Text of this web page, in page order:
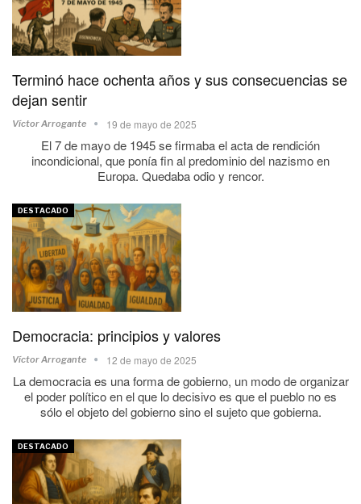
Terminó hace ochenta años y sus consecuencias se
dejan sentir
Víctor Arrogante 19 de mayo de 2025
El 7 de mayo de 1945 se firmaba el acta de rendición
incondicional, que ponía fin al predominio del nazismo en
Europa. Quedaba odio y rencor.
DESTACADO
Democracia: principios y valores
Víctor Arrogante 12 de mayo de 2025
La democracia es una forma de gobierno, un modo de organizar
el poder político en el que lo decisivo es que el pueblo no es
sólo el objeto del gobierno sino el sujeto que gobierna.
DESTACADO